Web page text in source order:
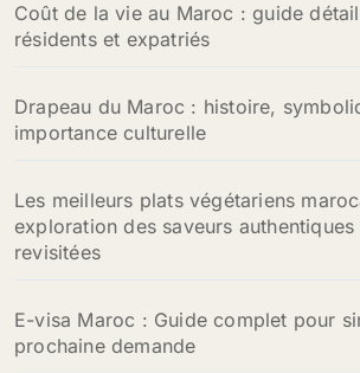
Coût de la vie au Maroc : guide
résidents et expatriés
Drapeau du Maroc : histoire,
importance culturelle
Les meilleurs plats végétariens
exploration des saveurs
revisitées
E-visa Maroc : Guide complet pour
prochaine demande